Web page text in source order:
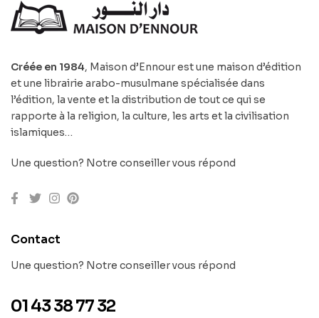
Créée en 1984, Maison d’Ennour est une maison d’édition
et une librairie arabo-musulmane spécialisée dans
l’édition, la vente et la distribution de tout ce qui se
rapporte à la religion, la culture, les arts et la civilisation
islamiques…
Une question? Notre conseiller vous répond
Contact
Une question? Notre conseiller vous répond
01 43 38 77 32